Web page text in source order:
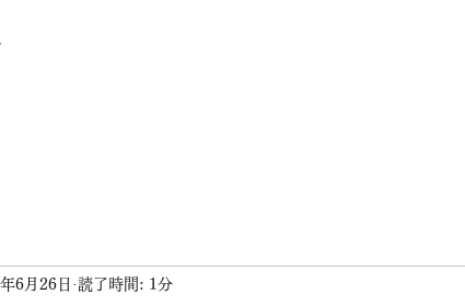
6月26日 読了時間: 1分